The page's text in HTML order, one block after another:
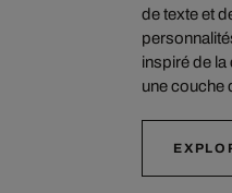
de texte et
inspiré de
une couche